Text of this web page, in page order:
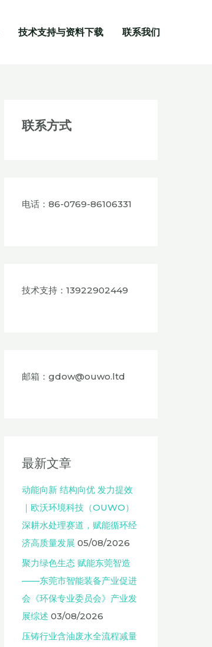
技术支持与资料下载 联系我们
联系方式
电话：86-0769-86106331
技术支持：13922902449
邮箱：gdow@ouwo.ltd
最新文章
动能向新 结构向优 发力提效
｜欧沃环境科技（OUWO）
深耕水处理赛道，赋能循环经
济高质量发展 05/08/2026
聚力绿色生态 赋能东莞智造
——东莞市智能装备产业促进
会《环保专业委员会》产业发
展综述 03/08/2026
压铸行业含油废水全流程减量